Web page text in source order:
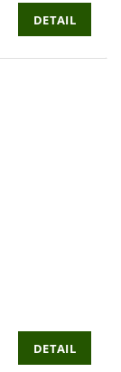
DETAIL
DETAIL